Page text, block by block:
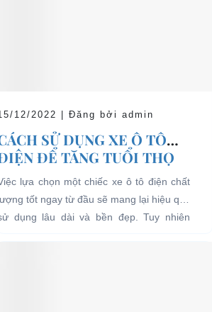
12/2022 | Đăng bởi admin
SỬ DỤNG XE Ô TÔ
ĐỂ TĂNG TUỔI THỌ
XE
lựa chọn một chiếc xe ô tô điện chất
tốt ngay từ đầu sẽ mang lại hiệu quả
dụng lâu dài và bền đẹp. Tuy nhiên